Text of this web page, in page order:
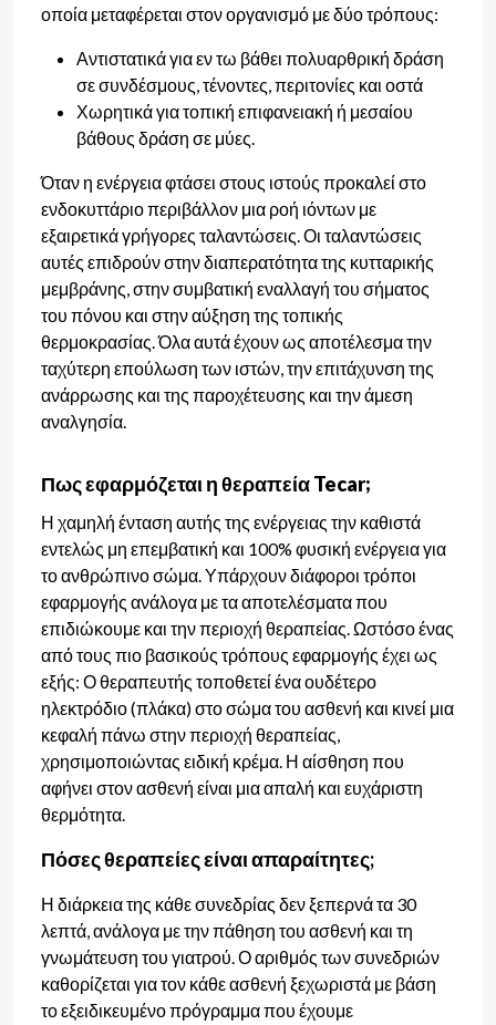
οποία μεταφέρεται στον οργανισμό με δύο τρόπους:
Αντιστατικά για εν τω βάθει πολυαρθρική δράση
σε συνδέσμους, τένοντες, περιτονίες και οστά
Χωρητικά για τοπική επιφανειακή ή μεσαίου
βάθους δράση σε μύες.
Όταν η ενέργεια φτάσει στους ιστούς προκαλεί στο
ενδοκυττάριο περιβάλλον μια ροή ιόντων με
εξαιρετικά γρήγορες ταλαντώσεις. Οι ταλαντώσεις
αυτές επιδρούν στην διαπερατότητα της κυτταρικής
μεμβράνης, στην συμβατική εναλλαγή του σήματος
του πόνου και στην αύξηση της τοπικής
θερμοκρασίας. Όλα αυτά έχουν ως αποτέλεσμα την
ταχύτερη επούλωση των ιστών, την επιτάχυνση της
ανάρρωσης και της παροχέτευσης και την άμεση
αναλγησία.
Πως εφαρμόζεται η θεραπείαTecar;
Η χαμηλή ένταση αυτής της ενέργειας την καθιστά
εντελώς μη επεμβατική και 100% φυσική ενέργεια για
το ανθρώπινο σώμα. Υπάρχουν διάφοροι τρόποι
εφαρμογής ανάλογα με τα αποτελέσματα που
επιδιώκουμε και την περιοχή θεραπείας. Ωστόσο ένας
από τους πιο βασικούς τρόπους εφαρμογής έχει ως
εξής: Ο θεραπευτής τοποθετεί ένα ουδέτερο
ηλεκτρόδιο (πλάκα) στο σώμα του ασθενή και κινεί μια
κεφαλή πάνω στην περιοχή θεραπείας,
χρησιμοποιώντας ειδική κρέμα. Η αίσθηση που
αφήνει στον ασθενή είναι μια απαλή και ευχάριστη
θερμότητα.
Πόσες θεραπείες είναι απαραίτητες;
Η διάρκεια της κάθε συνεδρίας δεν ξεπερνά τα 30
λεπτά, ανάλογα με την πάθηση του ασθενή και τη
γνωμάτευση του γιατρού. Ο αριθμός των συνεδριών
καθορίζεται για τον κάθε ασθενή ξεχωριστά με βάση
το εξειδικευμένο πρόγραμμα που έχουμε